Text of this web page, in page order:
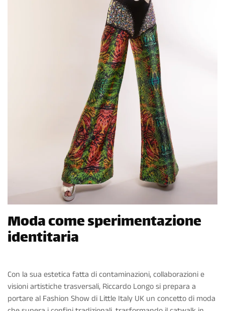
Moda come sperimentazione
identitaria
Con la sua estetica fatta di contaminazioni, collaborazioni e
visioni artistiche trasversali, Riccardo Longo si prepara a
portare al Fashion Show di Little Italy UK un concetto di moda